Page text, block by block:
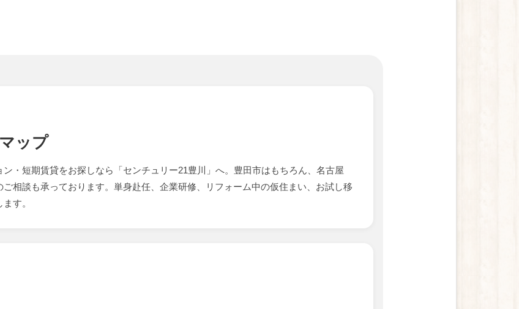
ップ
・短期賃貸をお探しなら「センチュリー21豊川」へ。豊田市はもちろん、名古屋
相談も承っております。単身赴任、企業研修、リフォーム中の仮住まい、お試し移
す。